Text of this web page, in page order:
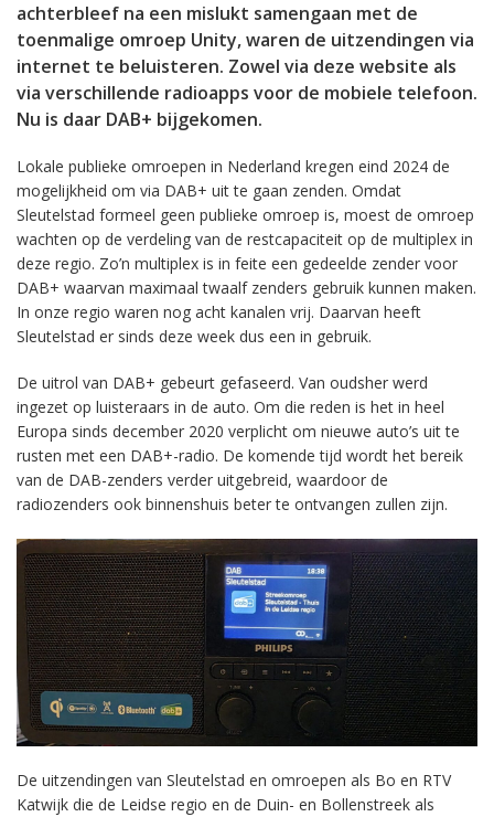
achterbleef na een mislukt samengaan met de
toenmalige omroep Unity, waren de uitzendingen via
internet te beluisteren. Zowel via deze website als
via verschillende radioapps voor de mobiele telefoon.
Nu is daar DAB+ bijgekomen.
Lokale publieke omroepen in Nederland kregen eind 2024 de
mogelijkheid om via DAB+ uit te gaan zenden. Omdat
Sleutelstad formeel geen publieke omroep is, moest de omroep
wachten op de verdeling van de restcapaciteit op de multiplex in
deze regio. Zo’n multiplex is in feite een gedeelde zender voor
DAB+ waarvan maximaal twaalf zenders gebruik kunnen maken.
In onze regio waren nog acht kanalen vrij. Daarvan heeft
Sleutelstad er sinds deze week dus een in gebruik.
De uitrol van DAB+ gebeurt gefaseerd. Van oudsher werd
ingezet op luisteraars in de auto. Om die reden is het in heel
Europa sinds december 2020 verplicht om nieuwe auto’s uit te
rusten met een DAB+-radio. De komende tijd wordt het bereik
van de DAB-zenders verder uitgebreid, waardoor de
radiozenders ook binnenshuis beter te ontvangen zullen zijn.
De uitzendingen van Sleutelstad en omroepen als Bo en RTV
Katwijk die de Leidse regio en de Duin- en Bollenstreek als